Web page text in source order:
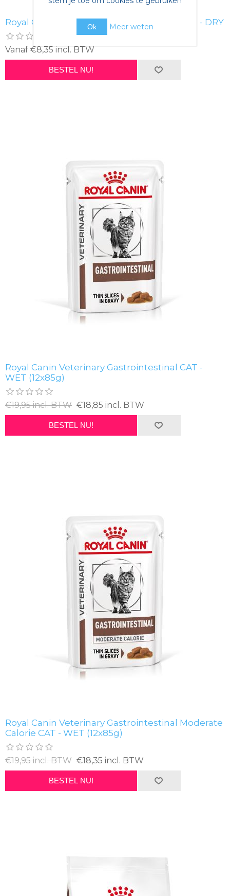
Royal Canin Veterinary Gastrointestinal CAT - DRY
Vanaf €8,35 incl. BTW
BESTEL NU!
Royal Canin Veterinary Gastrointestinal CAT -
WET (12x85g)
€19,95 incl. BTW €18,85 incl. BTW
BESTEL NU!
Royal Canin Veterinary Gastrointestinal Moderate
Calorie CAT - WET (12x85g)
€19,95 incl. BTW €18,35 incl. BTW
BESTEL NU!
Ok Meer weten